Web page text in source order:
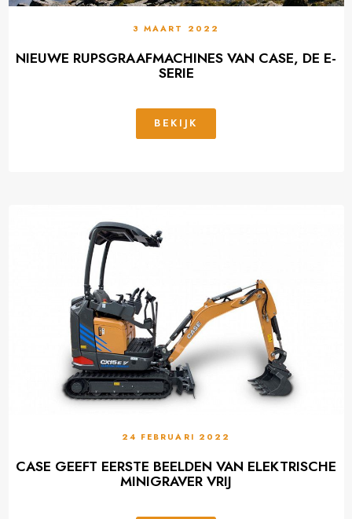
3 MAART 2022
NIEUWE RUPSGRAAFMACHINES VAN CASE, DE E-
SERIE
BEKIJK
24 FEBRUARI 2022
CASE GEEFT EERSTE BEELDEN VAN ELEKTRISCHE
MINIGRAVER VRIJ